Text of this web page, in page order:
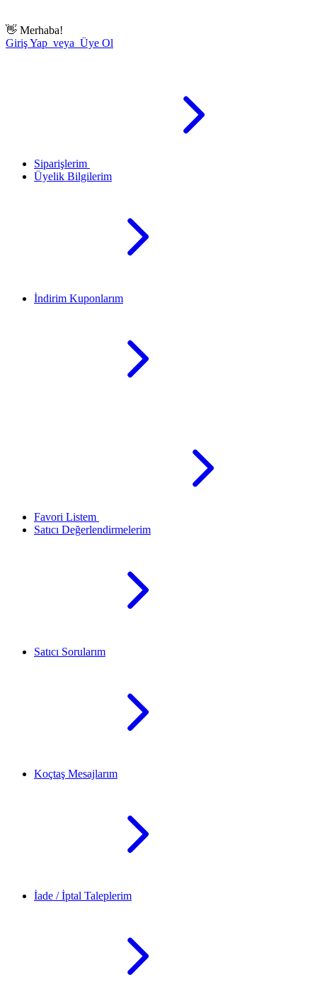
👋 Merhaba!
Giriş Yap veya Üye Ol
Siparişlerim
Üyelik Bilgilerim
İndirim Kuponlarım
Favori Listem
Satıcı Değerlendirmelerim
Satıcı Sorularım
Koçtaş Mesajlarım
İade / İptal Taleplerim